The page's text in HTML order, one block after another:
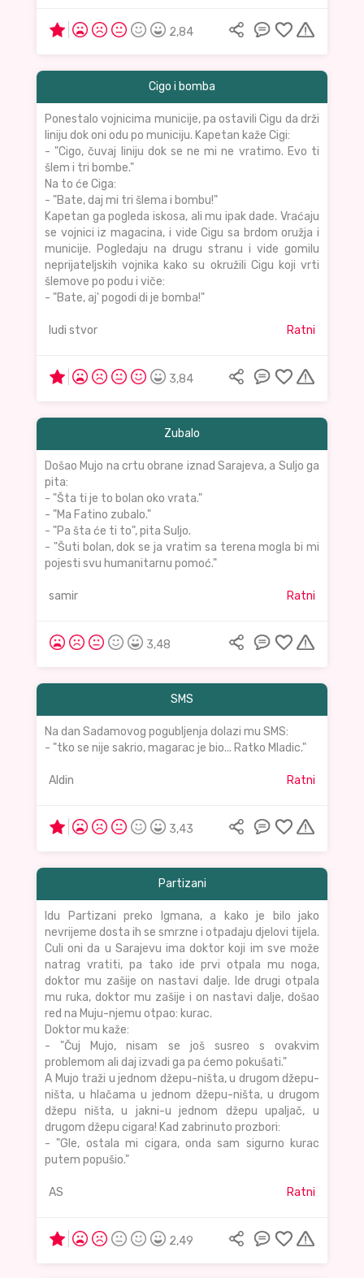
2,84
Cigo i bomba
Ponestalo vojnicima municije, pa ostavili Cigu da drži
liniju dok oni odu po municiju. Kapetan kaže Cigi:
- "Cigo, čuvaj liniju dok se ne mi ne vratimo. Evo ti
šlem i tri bombe."
Na to će Ciga:
- "Bate, daj mi tri šlema i bombu!"
Kapetan ga pogleda iskosa, ali mu ipak dade. Vraćaju
se vojnici iz magacina, i vide Cigu sa brdom oružja i
municije. Pogledaju na drugu stranu i vide gomilu
neprijateljskih vojnika kako su okružili Cigu koji vrti
šlemove po podu i viče:
- "Bate, aj' pogodi di je bomba!"
ludi stvor Ratni
3,84
Zubalo
Došao Mujo na crtu obrane iznad Sarajeva, a Suljo ga
pita:
- "Šta ti je to bolan oko vrata."
- "Ma Fatino zubalo."
- "Pa šta će ti to", pita Suljo.
- "Šuti bolan, dok se ja vratim sa terena mogla bi mi
pojesti svu humanitarnu pomoć."
samir Ratni
3,48
SMS
Na dan Sadamovog pogubljenja dolazi mu SMS:
- "tko se nije sakrio, magarac je bio... Ratko Mladic."
Aldin Ratni
3,43
Partizani
Idu Partizani preko Igmana, a kako je bilo jako
nevrijeme dosta ih se smrzne i otpadaju djelovi tijela.
Culi oni da u Sarajevu ima doktor koji im sve može
natrag vratiti, pa tako ide prvi otpala mu noga,
doktor mu zašije on nastavi dalje. Ide drugi otpala
mu ruka, doktor mu zašije i on nastavi dalje, došao
red na Muju-njemu otpao: kurac.
Doktor mu kaže:
- "Čuj Mujo, nisam se još susreo s ovakvim
problemom ali daj izvadi ga pa ćemo pokušati."
A Mujo traži u jednom džepu-ništa, u drugom džepu-
ništa, u hlačama u jednom džepu-ništa, u drugom
džepu ništa, u jakni-u jednom džepu upaljač, u
drugom džepu cigara! Kad zabrinuto prozbori:
- "Gle, ostala mi cigara, onda sam sigurno kurac
putem popušio."
AS Ratni
2,49